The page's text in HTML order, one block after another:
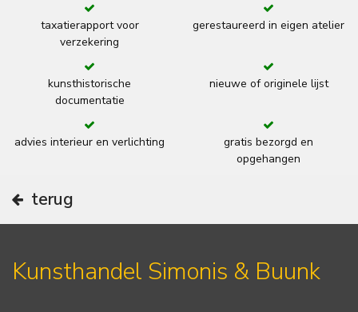
taxatierapport voor
verzekering
gerestaureerd in eigen atelier
kunsthistorische
documentatie
nieuwe of originele lijst
advies interieur en verlichting
gratis bezorgd en
opgehangen
terug
Kunsthandel Simonis & Buunk